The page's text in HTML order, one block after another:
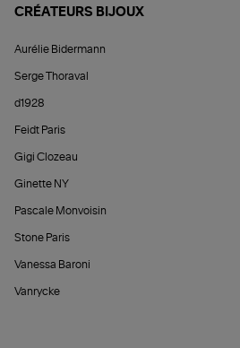
CRÉATEURS BIJOUX
Aurélie Bidermann
Serge Thoraval
d1928
Feidt Paris
Gigi Clozeau
Ginette NY
Pascale Monvoisin
Stone Paris
Vanessa Baroni
Vanrycke